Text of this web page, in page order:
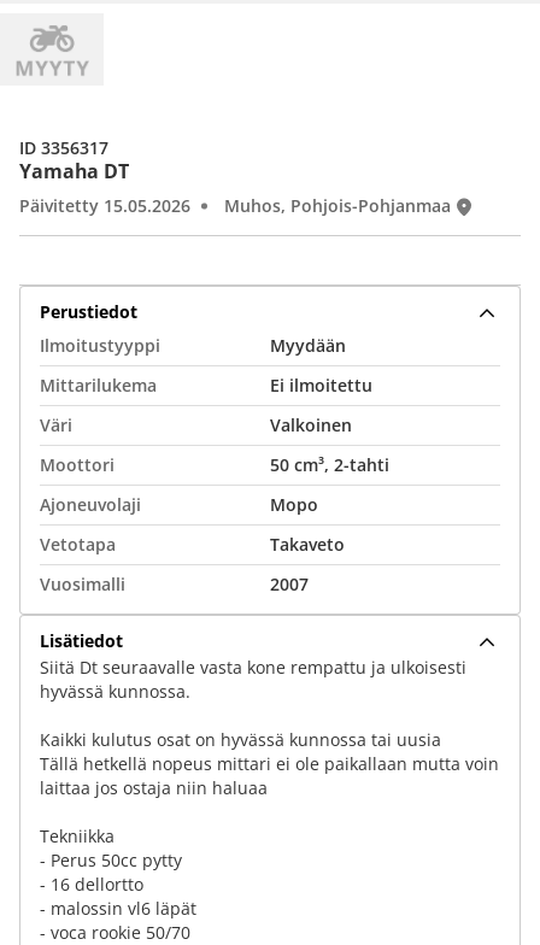
Yamaha DT
Päivitetty 15.05.2026 Muhos, Pohjois-Pohjanmaa
ID 3356317
Perustiedot
Ilmoitustyyppi
Myydään
Mittarilukema
Ei ilmoitettu
Väri
Valkoinen
Moottori
50 cm³, 2-tahti
Ajoneuvolaji
Mopo
Vetotapa
Takaveto
Vuosimalli
2007
Lisätiedot
Siitä Dt seuraavalle vasta kone rempattu ja ulkoisesti
hyvässä kunnossa.
Kaikki kulutus osat on hyvässä kunnossa tai uusia
Tällä hetkellä nopeus mittari ei ole paikallaan mutta voin
laittaa jos ostaja niin haluaa
Tekniikka
- Perus 50cc pytty
- 16 dellortto
- malossin vl6 läpät
- voca rookie 50/70